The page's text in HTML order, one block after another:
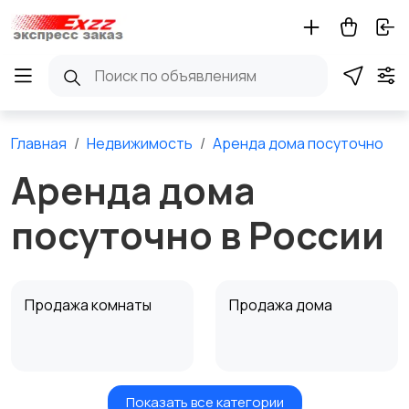
Главная Недвижимость Аренда дома посуточно
Аренда дома
посуточно в России
Продажа комнаты Продажа дома
Показать все категории